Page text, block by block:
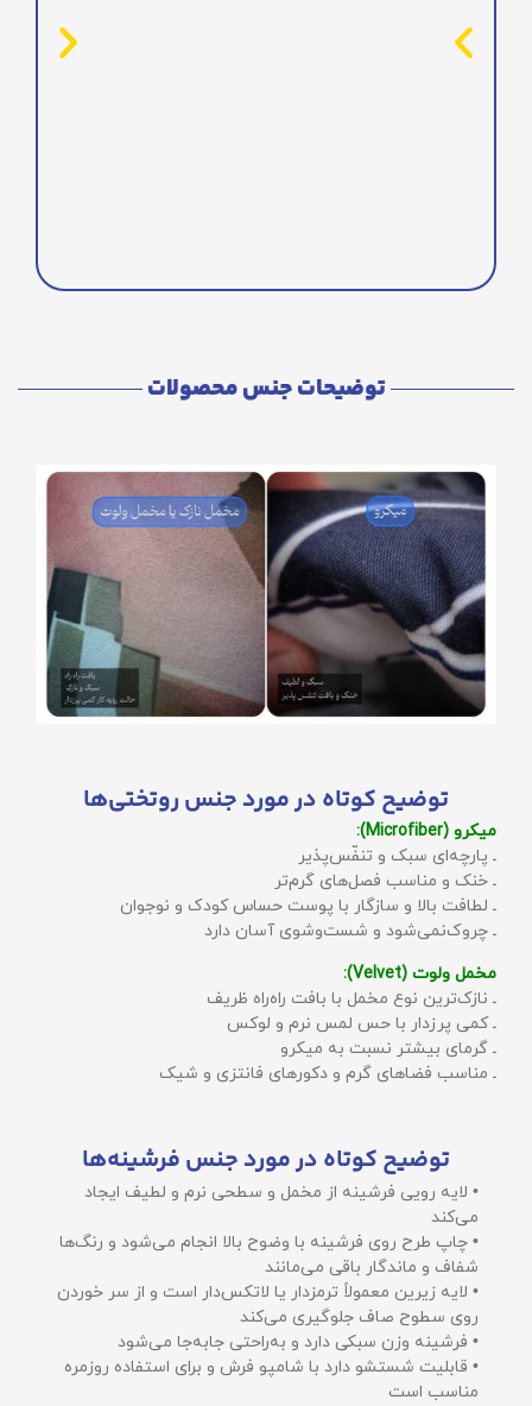
توضیحات جنس محصولات
توضیح کوتاه در مورد جنس روتختی‌ها
میکرو (Microfiber):
ـ پارچه‌ای سبک و تنفّس‌پذیر
ـ خنک و مناسب فصل‌های گرم‌تر
ـ لطافت بالا و سازگار با پوست حساس کودک و نوجوان
ـ چروک‌نمی‌شود و شست‌وشوی آسان دارد
مخمل ولوت (Velvet):
ـ نازک‌ترین نوع مخمل با بافت راه‌راه ظریف
ـ کمی پرزدار با حس لمس نرم و لوکس
ـ گرمای بیشتر نسبت به میکرو
ـ مناسب فضاهای گرم و دکورهای فانتزی و شیک
توضیح کوتاه در مورد جنس فرشینه‌ها
• لایه رویی فرشینه از مخمل و سطحی نرم و لطیف ایجاد
می‌کند
• چاپ طرح روی فرشینه با وضوح بالا انجام می‌شود و رنگ‌ها
شفاف و ماندگار باقی می‌مانند
• لایه زیرین معمولاً ترمزدار یا لاتکس‌دار است و از سر خوردن
روی سطوح صاف جلوگیری می‌کند
• فرشینه وزن سبکی دارد و به‌راحتی جابه‌جا می‌شود
• قابلیت شستشو دارد با شامپو فرش و برای استفاده روزمره
مناسب است